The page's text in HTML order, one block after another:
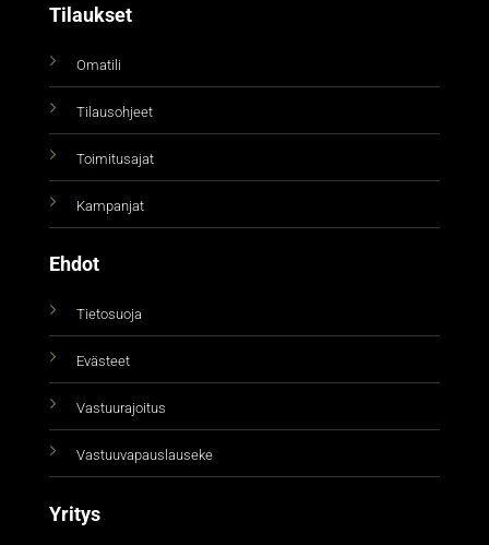
Tilaukset
Omatili
Tilausohjeet
Toimitusajat
Kampanjat
Ehdot
Tietosuoja
Evästeet
Vastuurajoitus
Vastuuvapauslauseke
Yritys